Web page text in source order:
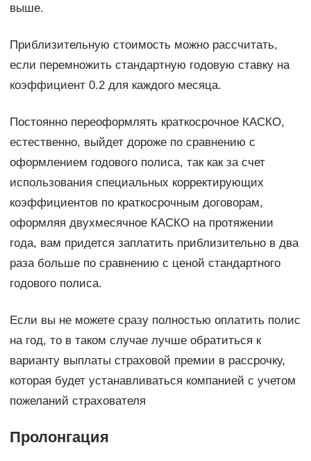
выше.
Приблизительную стоимость можно рассчитать,
если перемножить стандартную годовую ставку на
коэффициент 0.2 для каждого месяца.
Постоянно переоформлять краткосрочное КАСКО,
естественно, выйдет дороже по сравнению с
оформлением годового полиса, так как за счет
использования специальных корректирующих
коэффициентов по краткосрочным договорам,
оформляя двухмесячное КАСКО на протяжении
года, вам придется заплатить приблизительно в два
раза больше по сравнению с ценой стандартного
годового полиса.
Если вы не можете сразу полностью оплатить полис
на год, то в таком случае лучше обратиться к
варианту выплаты страховой премии в рассрочку,
которая будет устанавливаться компанией с учетом
пожеланий страхователя
Пролонгация